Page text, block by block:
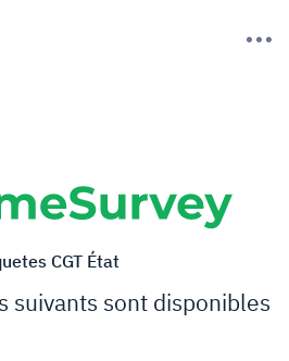
CGT État
suivants sont disponibles